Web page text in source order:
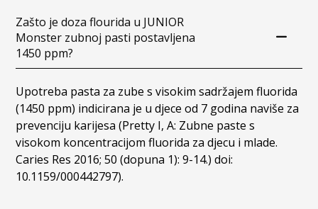
Zašto je doza flourida u JUNIOR
Monster zubnoj pasti postavljena
1450 ppm?
Upotreba pasta za zube s visokim sadržajem fluorida
(1450 ppm) indicirana je u djece od 7 godina naviše za
prevenciju karijesa (Pretty I, A: Zubne paste s
visokom koncentracijom fluorida za djecu i mlade.
Caries Res 2016; 50 (dopuna 1): 9-14.) doi:
10.1159/000442797).